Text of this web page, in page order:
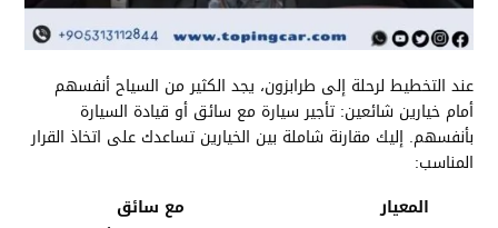
عند التخطيط لرحلة إلى طرابزون، يجد الكثير من السياح أنفسهم
أمام خيارين شائعين: تأجير سيارة مع سائق أو قيادة السيارة
بأنفسهم. إليك مقارنة شاملة بين الخيارين تساعدك على اتخاذ القرار
المناسب:
المعيار
مع سائق